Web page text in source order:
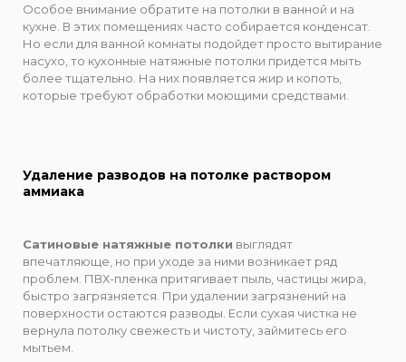
Особое внимание обратите на потолки в ванной и на
кухне. В этих помещениях часто собирается конденсат.
Но если для ванной комнаты подойдет просто вытирание
насухо, то кухонные натяжные потолки придется мыть
более тщательно. На них появляется жир и копоть,
которые требуют обработки моющими средствами.
Удаление разводов на потолке раствором
аммиака
Сатиновые натяжные потолки выглядят
впечатляюще, но при уходе за ними возникает ряд
проблем. ПВХ-пленка притягивает пыль, частицы жира,
быстро загрязняется. При удалении загрязнений на
поверхности остаются разводы. Если сухая чистка не
вернула потолку свежесть и чистоту, займитесь его
мытьем.